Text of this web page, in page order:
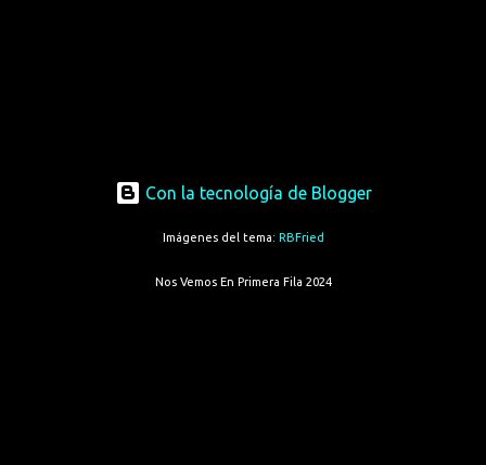
Con la tecnología de Blogger
Imágenes del tema: RBFried
Nos Vemos En Primera Fila 2024